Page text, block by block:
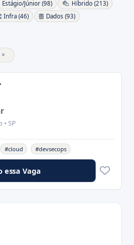
Estágio/Júnior (98)
Híbrido (213)
Infra (46) Dados (93)
×
• SP
#cloud #devsecops
essa Vaga